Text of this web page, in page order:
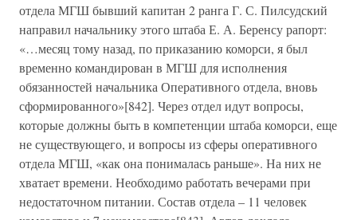
отдела МГШ бывший капитан 2 ранга Г. С. Пилсудский
направил начальнику этого штаба Е. А. Беренсу рапорт:
«…месяц тому назад, по приказанию коморси, я был
временно командирован в МГШ для исполнения
обязанностей начальника Оперативного отдела, вновь
сформированного»[842]. Через отдел идут вопросы,
которые должны быть в компетенции штаба коморси, еще
не существующего, и вопросы из сферы оперативного
отдела МГШ, «как она понималась раньше». На них не
хватает времени. Необходимо работать вечерами при
недостаточном питании. Состав отдела – 11 человек